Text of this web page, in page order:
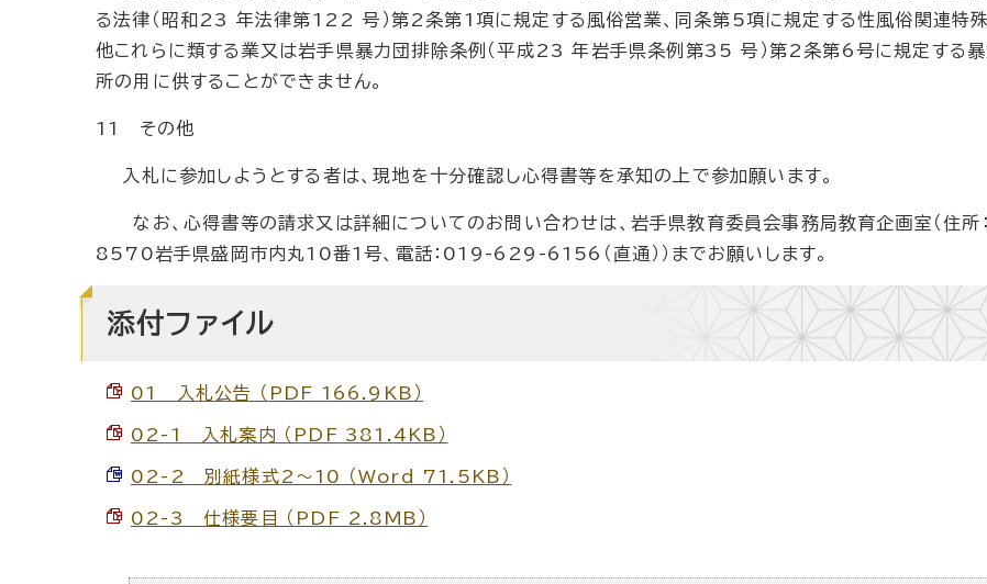
る法律（昭和23 年法律第122 号）第2条第1項に規定する風俗営業、同条第5項に規定する性風俗関連特
他これらに類する業又は岩手県暴力団排除条例（平成23 年岩手県条例第35 号）第2条第6号に規定する
所の用に供することができません。
11 その他
入札に参加しようとする者は、現地を十分確認し心得書等を承知の上で参加願います。
なお、心得書等の請求又は詳細についてのお問い合わせは、岩手県教育委員会事務局教育企画室（住
8570岩手県盛岡市内丸10番1号、電話：019-629-6156（直通））までお願いします。
添付ファイル
01 入札公告 （PDF 166.9KB）
02-1 入札案内 （PDF 381.4KB）
02-2 別紙様式2～10 （Word 71.5KB）
02-3 仕様要目 （PDF 2.8MB）